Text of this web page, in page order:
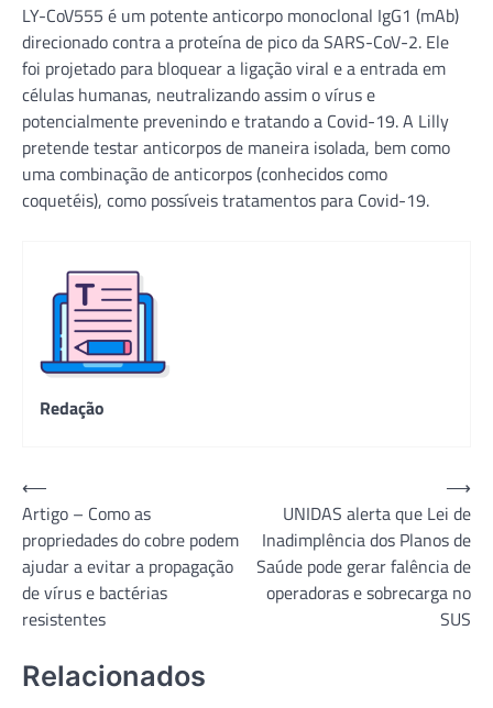
LY-CoV555 é um potente anticorpo monoclonal IgG1 (mAb)
direcionado contra a proteína de pico da SARS-CoV-2. Ele
foi projetado para bloquear a ligação viral e a entrada em
células humanas, neutralizando assim o vírus e
potencialmente prevenindo e tratando a Covid-19. A Lilly
pretende testar anticorpos de maneira isolada, bem como
uma combinação de anticorpos (conhecidos como
coquetéis), como possíveis tratamentos para Covid-19.
Redação
Navegação
de
Post
⟵
Artigo – Como as
propriedades do cobre podem
ajudar a evitar a propagação
de vírus e bactérias
resistentes
UNIDAS alerta que Lei de
Inadimplência dos Planos de
Saúde pode gerar falência de
operadoras e sobrecarga no
SUS
⟶
Relacionados